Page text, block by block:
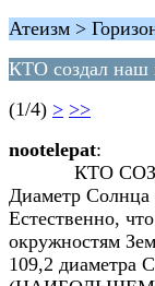
Атеизм >
КТО создал наш
(1/4) > >>
nootelepat:
КТО
Диаметр Солнца
Естественно,
окружностям
109,2 диаметра